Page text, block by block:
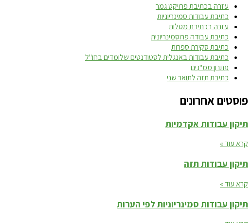
עזרה בכתיבת פרויקט גמר
כתיבת עבודות סמינריוניות
עזרה בכתיבת מטלות
כתיבת עבודה פרוסמינריונית
כתיבת סקירת ספרות
כתיבת עבודות באנגלית לסטודנטים שלומדים בחו"ל
פתרון ממ"נים
כתיבת תזה לתואר שני
פוסטים אחרונים
תיקון עבודות אקדמיות
קרא עוד »
תיקון עבודות תזה
קרא עוד »
תיקון עבודות סמינריוניות לפי הערות